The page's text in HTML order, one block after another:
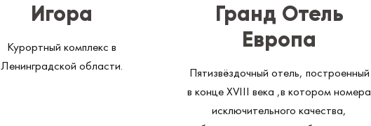
Игора
Курортный комплекс в
Ленинградской области.
Гранд Отель
Европа
Пятизвёздочный отель, построенный
в конце XVIII века ,в котором номера
исключительного качества,